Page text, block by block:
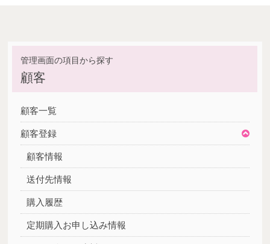
顧客
顧客一覧
顧客登録
顧客情報
送付先情報
購入履歴
定期購入お申し込み情報